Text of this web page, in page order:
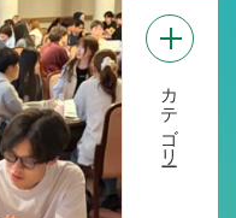
カテゴリー